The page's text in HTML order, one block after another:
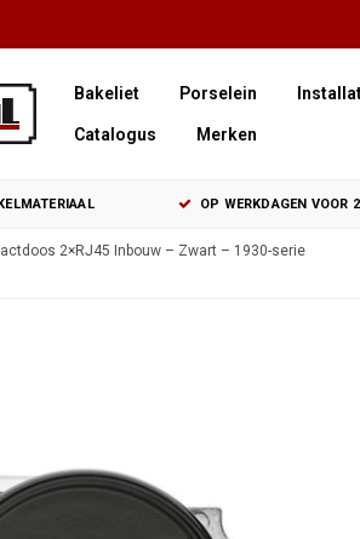
Bakeliet Porselein
Catalogus Merken
OP WERKDAGEN VOOR
2×RJ45 Inbouw – Zwart – 1930-serie